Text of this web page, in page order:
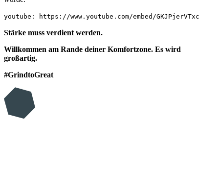
youtube: https://www.youtube.com/embed/GKJPjerVTxc
Stärke muss verdient werden.
Willkommen am Rande deiner Komfortzone. Es wird
großartig.
#GrindtoGreat